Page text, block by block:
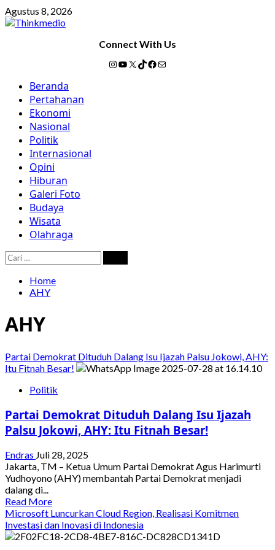
Skip
to
Agustus 8, 2026
Connect With Us
Instagram
YouTube
X TikTok
Facebook
Mail
Primary
Menu
Beranda
Pertahanan
Ekonomi
Nasional
Politik
Internasional
Opini
Hiburan
Galeri Foto
Budaya
Wisata
Olahraga
Cari
untuk:
Home
AHY
AHY
Partai Demokrat Dituduh Dalang Isu Ijazah Palsu Jokowi, AHY:
Itu Fitnah Besar!
Politik
Partai Demokrat Dituduh Dalang Isu Ijazah
Palsu Jokowi, AHY: Itu Fitnah Besar!
Endras Juli 28, 2025
Jakarta, TM – Ketua Umum Partai Demokrat Agus Harimurti
Yudhoyono (AHY) membantah Partai Demokrat menjadi
dalang di...
Read MoreRead
more
about
Partai
Microsoft Luncurkan Cloud Region, Realisasi Komitmen
Investasi dan Inovasi di Indonesia